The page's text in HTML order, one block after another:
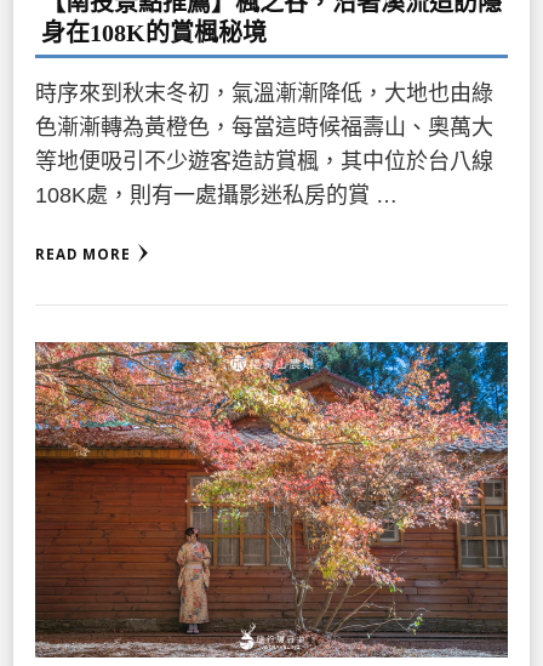
身在108K的賞楓秘境
時序來到秋末冬初，氣溫漸漸降低，大地也由綠
色漸漸轉為黃橙色，每當這時候福壽山、奧萬大
等地便吸引不少遊客造訪賞楓，其中位於台八線
108K處，則有一處攝影迷私房的賞 …
READ MORE